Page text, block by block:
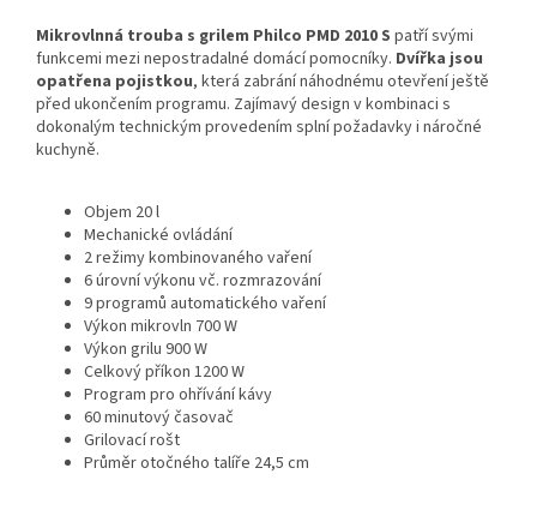
Mikrovlnná trouba s grilem Philco PMD 2010 S patří svými
funkcemi mezi nepostradalné domácí pomocníky. Dvířka jsou
opatřena pojistkou, která zabrání náhodnému otevření ještě
před ukončením programu. Zajímavý design v kombinaci s
dokonalým technickým provedením splní požadavky i náročné
kuchyně.
Objem 20 l
Mechanické ovládání
2 režimy kombinovaného vaření
6 úrovní výkonu vč. rozmrazování
9 programů automatického vaření
Výkon mikrovln 700 W
Výkon grilu 900 W
Celkový příkon 1200 W
Program pro ohřívání kávy
60 minutový časovač
Grilovací rošt
Průměr otočného talíře 24,5 cm